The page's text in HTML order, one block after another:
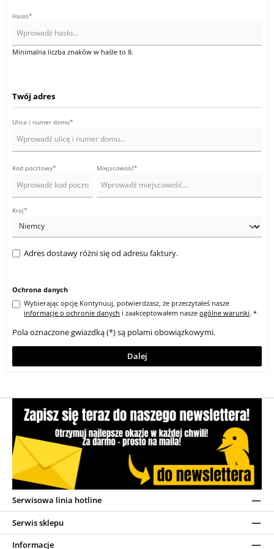
Hasło*
Minimalna liczba znaków w haśle to 8.
Twój adres
Ulica i numer domu*
Kod pocztowy* Miejscowość*
Kraj*
Adres dostawy różni się od adresu faktury.
Ochrona danych
Wybierając opcję Kontynuuj, potwierdzasz, że przeczytałeś nasze
informacje o ochronie danych i zaakceptowałem naszeogólne warunki. *
Pola oznaczone gwiazdką (*) są polami obowiązkowymi.
Dalej
Serwisowa linia hotline
Serwis sklepu
Informacje